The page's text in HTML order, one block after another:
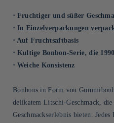
⋅ Fruchtiger und süßer
⋅ In Einzelverpackungen
⋅ Auf Fruchtsaftbasis
⋅ Kultige Bonbon-Serie, die
⋅ Weiche Konsistenz
Bonbons in Form von
delikatem Litschi-Geschmack,
Geschmackserlebnis bieten.